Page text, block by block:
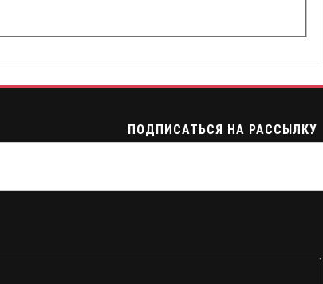
ПОДПИСАТЬСЯ НА РАССЫЛКУ